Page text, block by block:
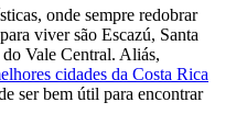
onde sempre redobrar
viver são Escazú, Santa
Vale Central. Aliás,
cidades da Costa Rica
ser bem útil para encontrar